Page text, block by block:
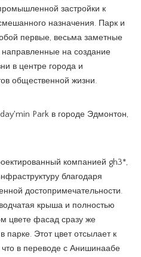
застройки к
назначения. Парк и
первые, весьма заметные
направленные на создание
в центре города и
общественной жизни.
компанией gh3*,
благодаря
достопримечательности.
крыша и полностью
цвете фасад сразу же
парке. Этот цвет отсылает к
в переводе с Анишинаабе